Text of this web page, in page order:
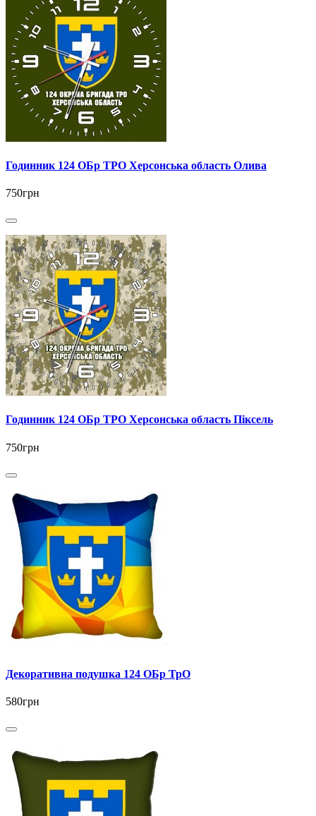
Годинник 124 ОБр ТРО Херсонська область Олива
750грн
Годинник 124 ОБр ТРО Херсонська область Піксель
750грн
Декоративна подушка 124 ОБр ТрО
580грн